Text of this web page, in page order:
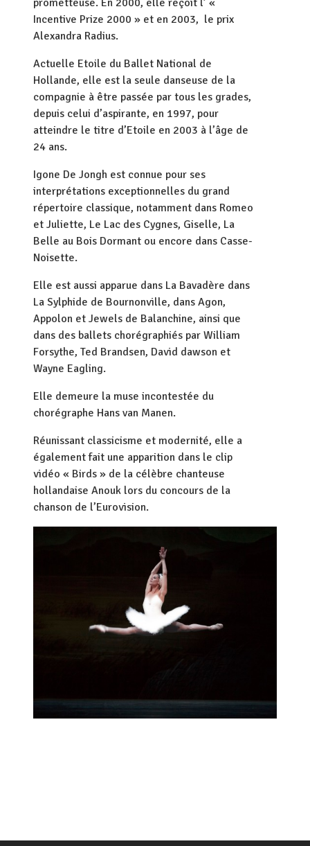
prometteuse. En 2000, elle reçoit l’ «
Incentive Prize 2000 » et en 2003, le prix
Alexandra Radius.
Actuelle Etoile du Ballet National de
Hollande, elle est la seule danseuse de la
compagnie à être passée par tous les grades,
depuis celui d’aspirante, en 1997, pour
atteindre le titre d’Etoile en 2003 à l’âge de
24 ans.
Igone De Jongh est connue pour ses
interprétations exceptionnelles du grand
répertoire classique, notamment dans Romeo
et Juliette, Le Lac des Cygnes, Giselle, La
Belle au Bois Dormant ou encore dans Casse-
Noisette.
Elle est aussi apparue dans La Bavadère dans
La Sylphide de Bournonville, dans Agon,
Appolon et Jewels de Balanchine, ainsi que
dans des ballets chorégraphiés par William
Forsythe, Ted Brandsen, David dawson et
Wayne Eagling.
Elle demeure la muse incontestée du
chorégraphe Hans van Manen.
Réunissant classicisme et modernité, elle a
également fait une apparition dans le clip
vidéo « Birds » de la célèbre chanteuse
hollandaise Anouk lors du concours de la
chanson de l’Eurovision.